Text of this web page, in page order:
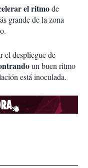
el ritmode
grande de la zona
el despliegue de
un buen ritmo
está inoculada.